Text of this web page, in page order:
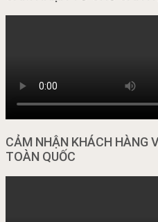
CẢM NHẬN KHÁCH HÀNG
TOÀN QUỐC